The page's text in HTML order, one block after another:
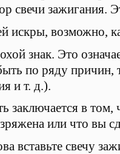
свечи зажигания.
искры, возможно,
знак. Это
по ряду причин,
и т. д.).
заключается в том,
или что вы
вставьте свечу